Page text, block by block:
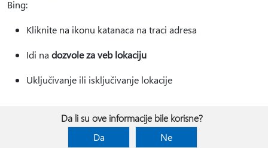
Bing:
Kliknite na ikonu katanaca na traci adresa
Idi na dozvole za veb lokaciju
Uključivanje ili isključivanje lokacije
Da li su ove informacije bile korisne?
Da
Ne